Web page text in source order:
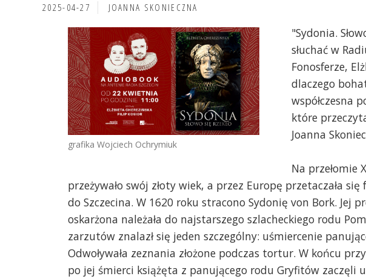
2025-04-27 JOANNA SKONIECZNA
grafika Wojciech Ochrymiuk
"Sydonia.
słuchać w
Fonosferze,
dlaczego
współczesna
które
Joanna
Na przełomie
przeżywało swój złoty wiek, a przez Europę przetaczała
do Szczecina. W 1620 roku stracono Sydonię von Bork. Jej
oskarżona należała do najstarszego szlacheckiego rodu
zarzutów znalazł się jeden szczególny: uśmiercenie
Odwoływała zeznania złożone podczas tortur. W końcu
po jej śmierci książęta z panującego rodu Gryfitów zaczęli